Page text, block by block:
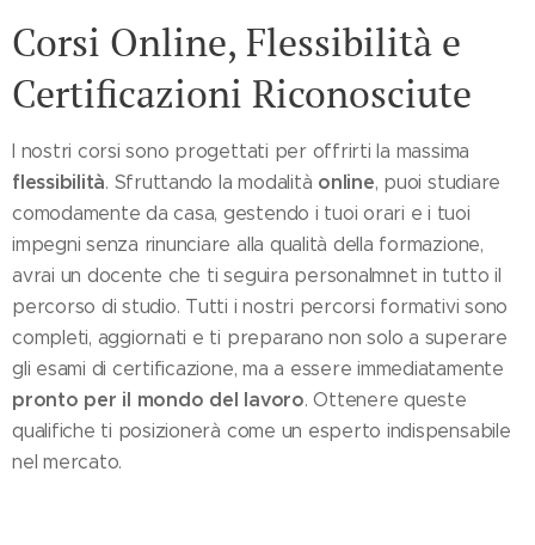
Corsi Online, Flessibilità e
Certificazioni Riconosciute
I nostri corsi sono progettati per offrirti la massima
flessibilità. Sfruttando la modalità online, puoi studiare
comodamente da casa, gestendo i tuoi orari e i tuoi
impegni senza rinunciare alla qualità della formazione,
avrai un docente che ti seguira personalmnet in tutto il
percorso di studio. Tutti i nostri percorsi formativi sono
completi, aggiornati e ti preparano non solo a superare
gli esami di certificazione, ma a essere immediatamente
pronto per il mondo del lavoro. Ottenere queste
qualifiche ti posizionerà come un esperto indispensabile
nel mercato.